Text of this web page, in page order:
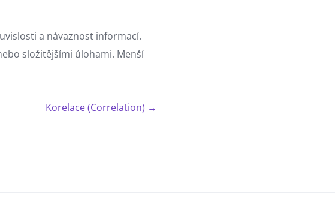
a návaznost informací.
složitějšími úlohami. Menší
Korelace (Correlation) →